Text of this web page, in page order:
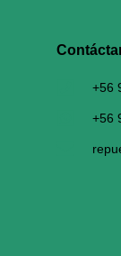
+56
+56